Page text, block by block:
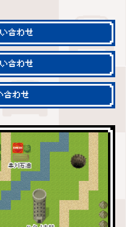
合わせ
合わせ
合わせ